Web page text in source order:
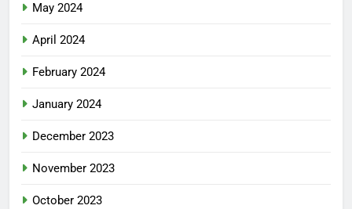
May 2024
April 2024
February 2024
January 2024
December 2023
November 2023
October 2023